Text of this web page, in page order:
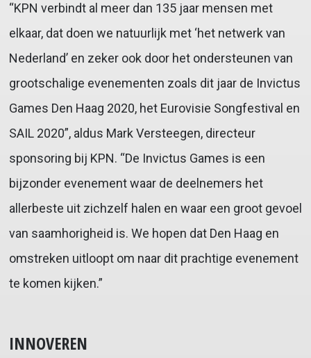
“KPN verbindt al meer dan 135 jaar mensen met
elkaar, dat doen we natuurlijk met ‘het netwerk van
Nederland’ en zeker ook door het ondersteunen van
grootschalige evenementen zoals dit jaar de Invictus
Games Den Haag 2020, het Eurovisie Songfestival en
SAIL 2020”, aldus Mark Versteegen, directeur
sponsoring bij KPN. “De Invictus Games is een
bijzonder evenement waar de deelnemers het
allerbeste uit zichzelf halen en waar een groot gevoel
van saamhorigheid is. We hopen dat Den Haag en
omstreken uitloopt om naar dit prachtige evenement
te komen kijken.”
INNOVEREN